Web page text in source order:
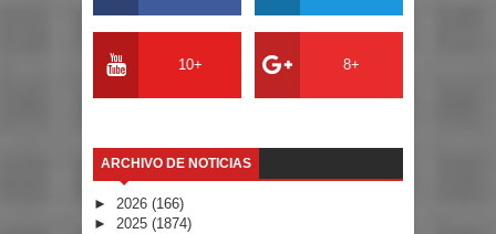
10+ 8+
ARCHIVO DE NOTICIAS
► 2026 (166)
► 2025 (1874)